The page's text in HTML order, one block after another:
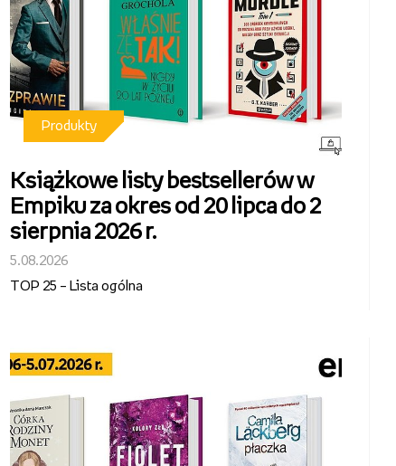
Produkty
Książkowe listy bestsellerów w
Empiku za okres od 20 lipca do 2
sierpnia 2026 r.
5.08.2026
TOP 25 – Lista ogólna